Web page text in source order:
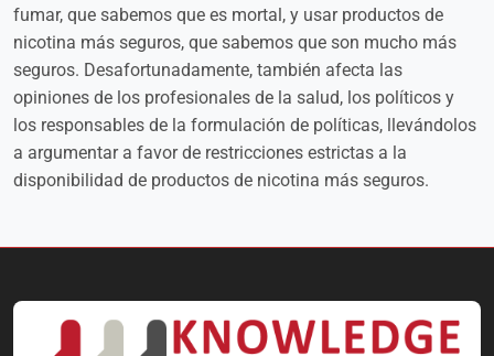
fumar, que sabemos que es mortal, y usar productos de
nicotina más seguros, que sabemos que son mucho más
seguros. Desafortunadamente, también afecta las
opiniones de los profesionales de la salud, los políticos y
los responsables de la formulación de políticas, llevándolos
a argumentar a favor de restricciones estrictas a la
disponibilidad de productos de nicotina más seguros.